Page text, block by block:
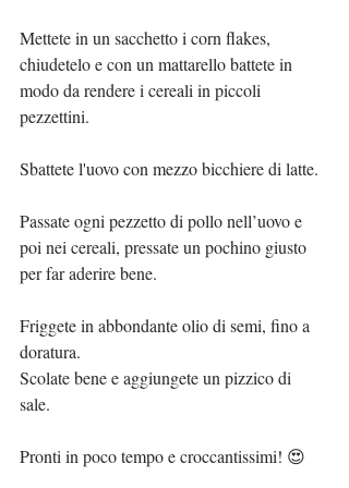
Mettete in un sacchetto i corn flakes,
chiudetelo e con un mattarello battete in
modo da rendere i cereali in piccoli
pezzettini.
Sbattete l'uovo con mezzo bicchiere di latte.
Passate ogni pezzetto di pollo nell’uovo e
poi nei cereali, pressate un pochino giusto
per far aderire bene.
Friggete in abbondante olio di semi, fino a
doratura.
Scolate bene e aggiungete un pizzico di
sale.
Pronti in poco tempo e croccantissimi! 😍